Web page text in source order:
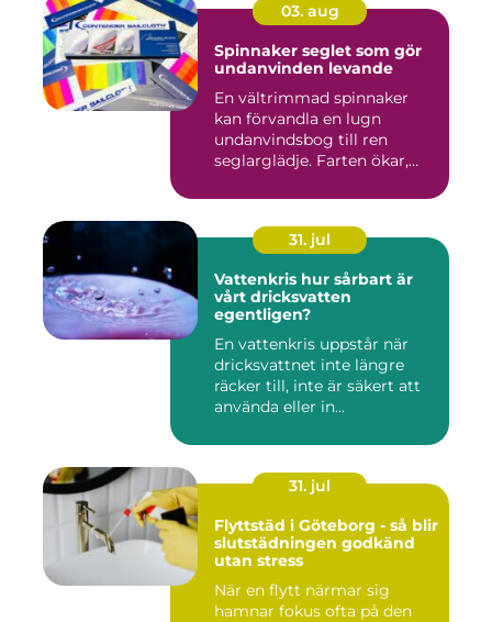
03. aug
Spinnaker seglet som gör
undanvinden levande
En vältrimmad spinnaker
kan förvandla en lugn
undanvindsbog till ren
seglarglädje. Farten ökar,
31. jul
Vattenkris hur sårbart är
vårt dricksvatten
egentligen?
En vattenkris uppstår när
dricksvattnet inte längre
räcker till, inte är säkert att
använda eller in...
31. jul
Flyttstäd i Göteborg - så blir
slutstädningen godkänd
utan stress
När en flytt närmar sig
hamnar fokus ofta på den